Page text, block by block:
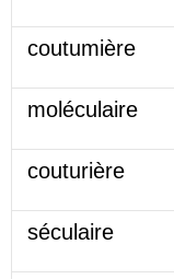
coutumière
moléculaire
couturière
séculaire